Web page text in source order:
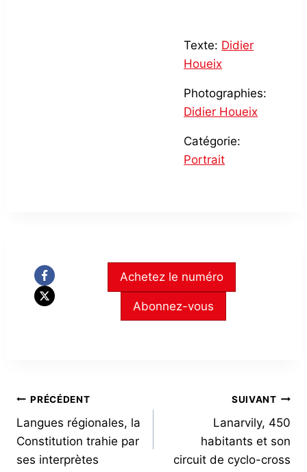
Texte: Didier
Houeix
Photographies:
Didier Houeix
Catégorie:
Portrait
Achetez le numéro
Abonnez-vous
NAVIGATION
DE
L’ARTICLE
PRÉCÉDENT
Langues régionales, la
Constitution trahie par
ses interprètes
SUIVANT
Lanarvily, 450
habitants et son
circuit de cyclo-cross